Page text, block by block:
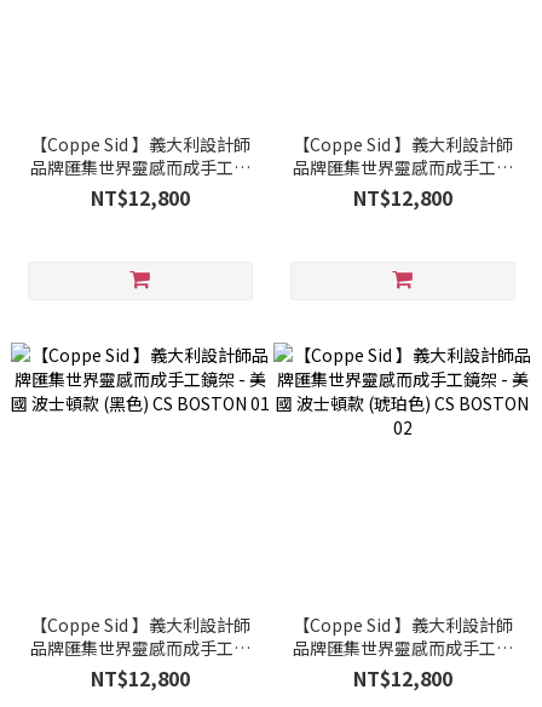
【Coppe Sid 】義大利設計師
品牌匯集世界靈感而成手工鏡
架- 美國 普羅維登斯款 (青綠)
CS PROVIDENCE 03
NT$12,800
【Coppe Sid 】義大利設計師
品牌匯集世界靈感而成手工鏡
CS PROVIDENCE 04
NT$12,800
【Coppe Sid 】義大利設計師
品牌匯集世界靈感而成手工鏡
架 - 美國 波士頓款 (黑色) CS
BOSTON 01
NT$12,800
【Coppe Sid 】義大利設計師
品牌匯集世界靈感而成手工鏡
架 - 美國 波士頓款 (琥珀色) CS
BOSTON 02
NT$12,800